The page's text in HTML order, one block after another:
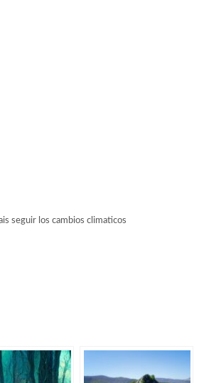
seguir los cambios climaticos